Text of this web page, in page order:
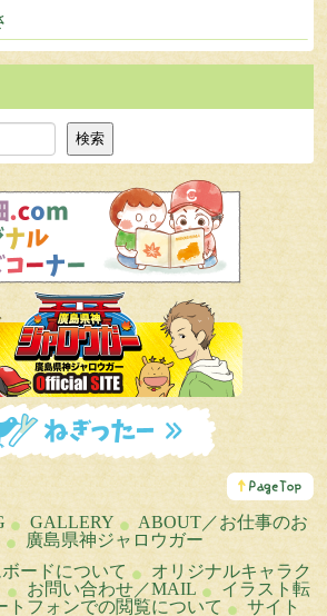
検索
こ
の
ペ
ー
ジ
の
ト
ッ
GALLERY
ABOUT／お仕事のお
廣島県神ジャロウガー
ードについて
オリジナルキャラク
お問い合わせ／MAIL
イラスト転
トフォンでの閲覧について
サイト